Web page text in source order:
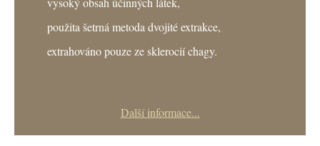
použita šetrná metoda dvojité extrakce,
extrahováno pouze ze sklerocií chagy.
Další informace...